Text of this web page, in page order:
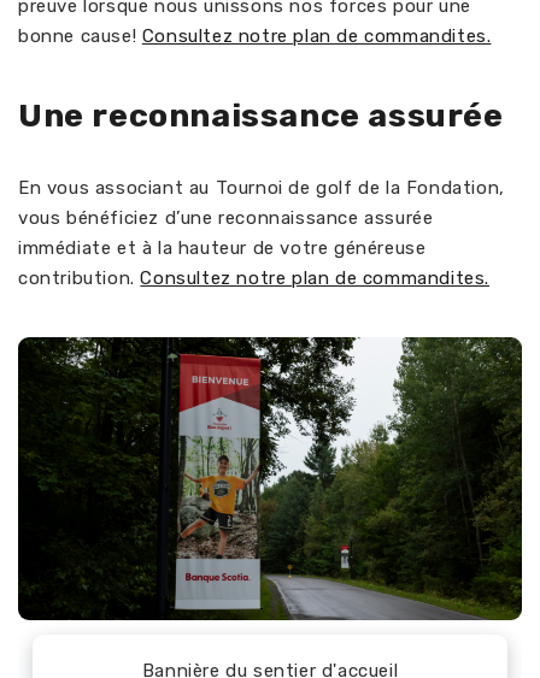
preuve lorsque nous unissons nos forces pour une
bonne cause! Consultez notre plan de commandites.
Une reconnaissance assurée
En vous associant au Tournoi de golf de la Fondation,
vous bénéficiez d’une reconnaissance assurée
immédiate et à la hauteur de votre généreuse
contribution.Consultez notre plan de commandites.
Bannière du sentier d'accueil
Cadeau personnalisé
Bannière sport
Cadeau du golfeur
Présentation d'une station alimentaire
Kiosque
Programme de la journée
Présentation d'un trou
Bannière sport
Kiosque
Écrans lors de la soirée
Fond de trou
Kiosque
Présentation de l'encan numérique et plus